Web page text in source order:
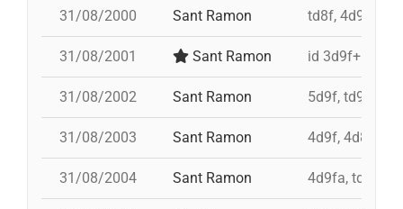
31/08/2000 Sant Ramon td8f, 4d9f,
31/08/2001 Sant Ramon id 3d9f+id
31/08/2002 Sant Ramon 5d9f, td9fm,
31/08/2003 Sant Ramon 4d9f, 4d8a,
31/08/2004 Sant Ramon 4d9fa, td9fm,